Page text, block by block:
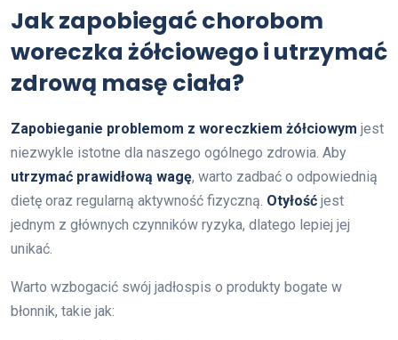
Jak zapobiegać chorobom
woreczka żółciowego i utrzymać
zdrową masę ciała?
Zapobieganie problemom z woreczkiem żółciowym jest
niezwykle istotne dla naszego ogólnego zdrowia. Aby
utrzymać prawidłową wagę, warto zadbać o odpowiednią
dietę oraz regularną aktywność fizyczną. Otyłość jest
jednym z głównych czynników ryzyka, dlatego lepiej jej
unikać.
Warto wzbogacić swój jadłospis o produkty bogate w
błonnik, takie jak: